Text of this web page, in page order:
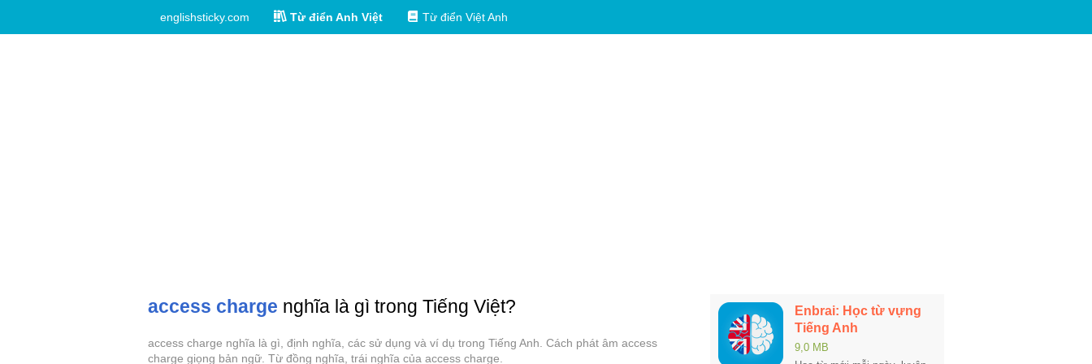
englishsticky.com Từ điển Anh Việt Từ điển Việt Anh
access charge nghĩa là gì trong Tiếng Việt?
access charge nghĩa là gì, định nghĩa, các sử dụng và ví dụ trong Tiếng Anh. Cách phát âm access
charge giọng bản ngữ. Từ đồng nghĩa, trái nghĩa của access charge.
Enbrai: Học từ vựng
Tiếng Anh
9,0 MB